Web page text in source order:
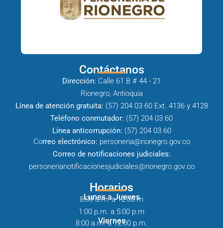
Contáctanos
Dirección: Calle 61 B # 44 - 21
Rionegro, Antioquia
Línea de atención gratuita: (57) 204 03 60 Ext. 4136 y 4128
Teléfono conmutador: (57) 204 03 60
Línea anticorrupción: (57) 204 03 60
Correo electrónico: personeria@rionegro.gov.co
Correo de notificaciones judiciales:
personerianotificacionesjudiciales@rionegro.gov.co
Horarios
Lunes a Jueves
8:00 a.m. a 12:00 m
1:00 p.m. a 5:00 p.m
Viernes
8:00 a.m. a 12:00 p.m.